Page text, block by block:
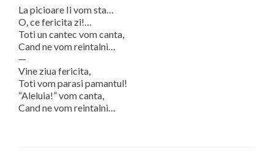
La picioare Ii vom sta…
O, ce fericita zi!…
Toti un cantec vom canta,
Cand ne vom reintalni…
—
Vine ziua fericita,
Toti vom parasi pamantul!
“Aleluia!” vom canta,
Cand ne vom reintalni…